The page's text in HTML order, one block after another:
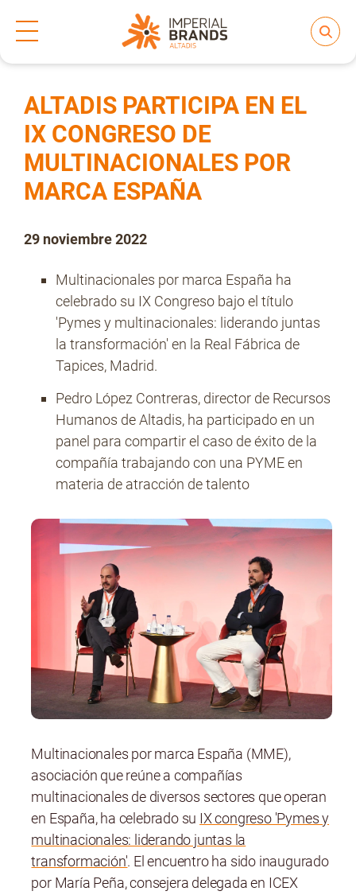
Nuestras Marcas
Regulación
People and Culture
No Contrabando
Contacto
Inicio Notas de prensa
ALTADIS PARTICIPA EN EL
IX CONGRESO DE
MULTINACIONALES POR
MARCA ESPAÑA
29 noviembre 2022
Multinacionales por marca España ha
celebrado su IX Congreso bajo el título
'Pymes y multinacionales: liderando juntas
la transformación' en la Real Fábrica de
Tapices, Madrid.
Pedro López Contreras, director de Recursos
Humanos de Altadis, ha participado en un
panel para compartir el caso de éxito de la
compañía trabajando con una PYME en
materia de atracción de talento
Multinacionales por marca España (MME),
asociación que reúne a compañías
multinacionales de diversos sectores que operan
en España, ha celebrado su IX congreso 'Pymes y
multinacionales: liderando juntas la
transformación'. El encuentro ha sido inaugurado
por María Peña, consejera delegada en ICEX